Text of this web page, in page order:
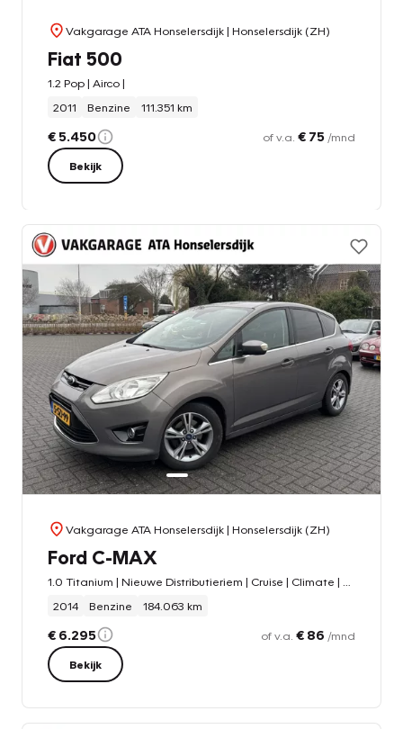
Vakgarage ATA Honselersdijk| Honselersdijk (ZH)
Fiat 500
1.2 Pop | Airco |
2011
Benzine 111.351 km
€ 5.450 of v.a. € 75 /mnd
Bekijk
Vakgarage ATA Honselersdijk| Honselersdijk (ZH)
Ford C-MAX
2014
Benzine 184.063 km
€ 6.295 of v.a. € 86 /mnd
Bekijk